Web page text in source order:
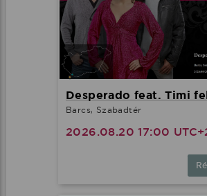
Desperado feat. Timi
Barcs, Szabadtér
2026.08.20 17:00